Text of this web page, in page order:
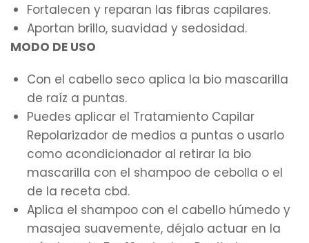
Fortalecen y reparan las fibras capilares.
Aportan brillo, suavidad y sedosidad.
MODO DE USO
Con el cabello seco aplica la bio mascarilla
de raíz a puntas.
Puedes aplicar el Tratamiento Capilar
Repolarizador de medios a puntas o usarlo
como acondicionador al retirar la bio
mascarilla con el shampoo de cebolla o el
de la receta cbd.
Aplica el shampoo con el cabello húmedo y
masajea suavemente, déjalo actuar en la